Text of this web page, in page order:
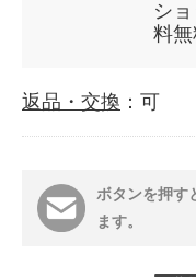
シ
料無
返品・交換 ：可
ボタンを押す
ます。